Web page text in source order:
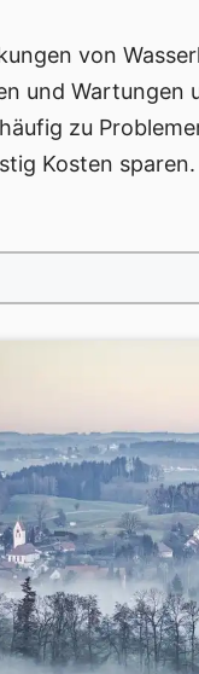
von
und Wartungen
zu
Kosten sparen.